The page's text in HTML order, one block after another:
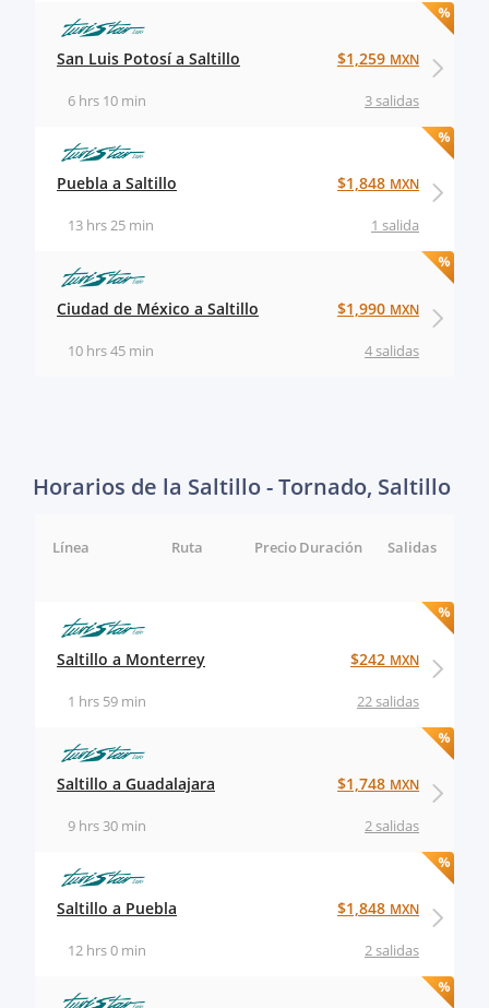
San Luis Potosí a Saltillo
3 salidas
6 hrs 10 min
$1,259 MXN
Puebla a Saltillo
1 salida
13 hrs 25 min
$1,848 MXN
Ciudad de México a Saltillo
4 salidas
10 hrs 45 min
$1,990 MXN
Horarios de la Saltillo - Tornado, Saltillo
Línea Ruta Salidas
Duración
Precio
Saltillo a Monterrey
22 salidas
1 hrs 59 min
$242 MXN
Saltillo a Guadalajara
2 salidas
9 hrs 30 min
$1,748 MXN
Saltillo a Puebla
2 salidas
12 hrs 0 min
$1,848 MXN